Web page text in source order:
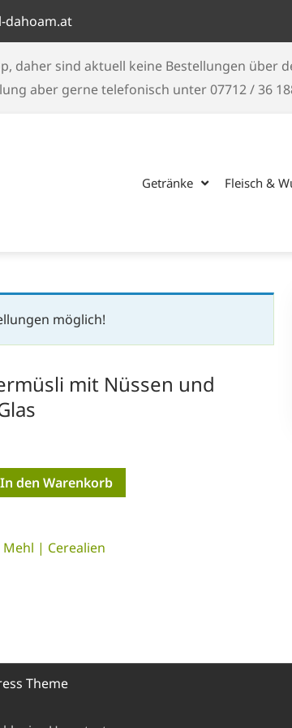
dahoam.at
daher sind aktuell keine Bestellungen über
aber gerne telefonisch unter 07712 / 36
Getränke Fleisch &
möglich!
mit Nüssen und
In den Warenkorb
Mehl | Cerealien
Theme